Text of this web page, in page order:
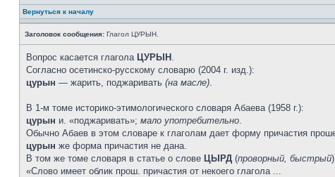
Вернуться к началу
Заголовок сообщения: Глагол ЦУРЫН.
Вопрос касается глагола ЦУРЫН .
Согласно осетинско-русскому словарю (2004 г. изд.):
цурын — жарить, поджаривать (на масле).
В 1-м томе историко-этимологического словаря Абаева (1958 г.):
цурын и. «поджаривать»; мало употребительно.
Обычно Абаев в этом словаре к глаголам дает форму причастия
цурын же форма причастия не дана.
В том же томе словаря в статье о слове ЦЫРД (проворный, быстрый
«Слово имеет облик прош. причастия от некоего глагола ...